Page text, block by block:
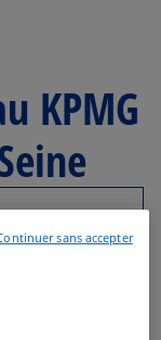
KPMG
sans accepter